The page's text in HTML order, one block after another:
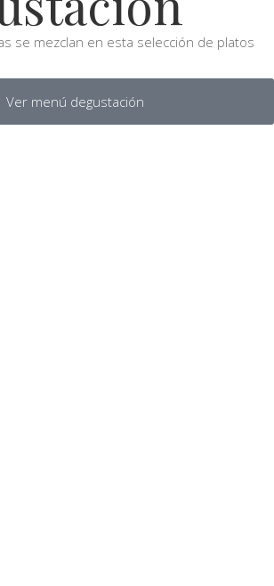
se mezclan en esta selección de platos
Ver menú degustación